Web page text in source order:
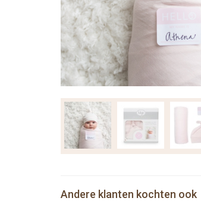
Andere klanten kochten ook